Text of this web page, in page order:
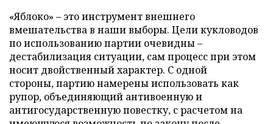
«Яблоко» – это инструмент внешнего
вмешательства в наши выборы. Цели кукловодов
по использованию партии очевидны –
дестабилизация ситуации, сам процесс при этом
носит двойственный характер. С одной
стороны, партию намерены использовать как
рупор, объединяющий антивоенную и
антигосударственную повестку, с расчетом на